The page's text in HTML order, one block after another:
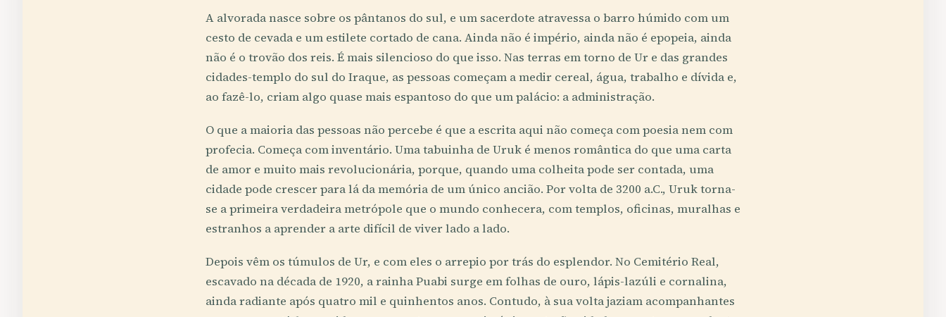
A alvorada nasce sobre os pântanos do sul, e um sacerdote atravessa o barro húmido com um
cesto de cevada e um estilete cortado de cana. Ainda não é império, ainda não é epopeia, ainda
não é o trovão dos reis. É mais silencioso do que isso. Nas terras em torno de Ur e das grandes
cidades-templo do sul do Iraque, as pessoas começam a medir cereal, água, trabalho e dívida e,
ao fazê-lo, criam algo quase mais espantoso do que um palácio: a administração.
O que a maioria das pessoas não percebe é que a escrita aqui não começa com poesia nem com
profecia. Começa com inventário. Uma tabuinha de Uruk é menos romântica do que uma carta
de amor e muito mais revolucionária, porque, quando uma colheita pode ser contada, uma
cidade pode crescer para lá da memória de um único ancião. Por volta de 3200 a.C., Uruk torna-
se a primeira verdadeira metrópole que o mundo conhecera, com templos, oficinas, muralhas e
estranhos a aprender a arte difícil de viver lado a lado.
Depois vêm os túmulos de Ur, e com eles o arrepio por trás do esplendor. No Cemitério Real,
escavado na década de 1920, a rainha Puabi surge em folhas de ouro, lápis-lazúli e cornalina,
ainda radiante após quatro mil e quinhentos anos. Contudo, à sua volta jaziam acompanhantes